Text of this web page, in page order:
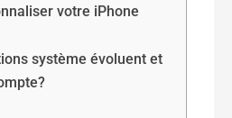
votre iPhone
système évoluent et